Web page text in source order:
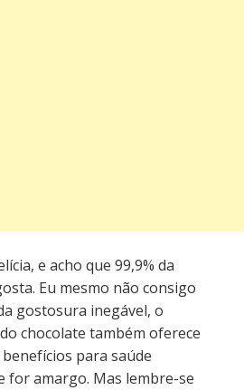
e acho que 99,9% da
Eu mesmo não consigo
gostosura inegável, o
chocolate também oferece
para saúde
for amargo. Mas lembre-se